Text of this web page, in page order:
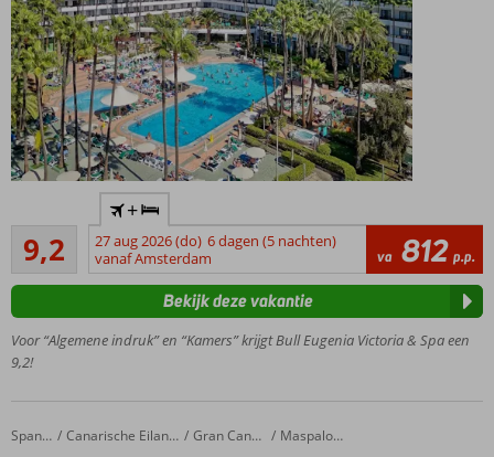
Absolute
favoriet bij
Nederlandse
vakantiegangers!
In het
van
Playa
Inglés
tot het
9,2
Uitstekend
21
beoordelingen
+
27 aug 2026 (do) 6 dagen (5 nachten)
vanaf Amsterdam
va 812 p.p.
Voor “Algemene indruk” en “Kamers” krijgt Bull Eugenia Victoria & Spa een
9,2!
Bekijk deze vakantie
Home Spanje Canarische Eilanden Gran Canaria Maspalomas
Vistaflor Bungalows